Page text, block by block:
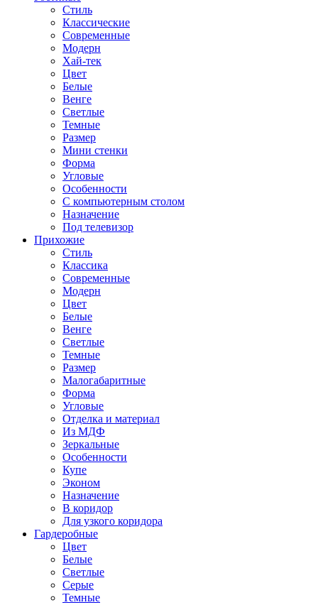
Стиль
Классические
Современные
Модерн
Хай-тек
Цвет
Белые
Венге
Светлые
Темные
Размер
Мини стенки
Форма
Угловые
Особенности
С компьютерным столом
Назначение
Под телевизор
Прихожие
Стиль
Классика
Современные
Модерн
Цвет
Белые
Венге
Светлые
Темные
Размер
Малогабаритные
Форма
Угловые
Отделка и материал
Из МДФ
Зеркальные
Особенности
Купе
Эконом
Назначение
В коридор
Для узкого коридора
Гардеробные
Цвет
Белые
Светлые
Серые
Темные